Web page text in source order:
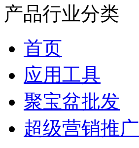
产品行业分类
首页
应用工具
聚宝盆批发
超级营销推广